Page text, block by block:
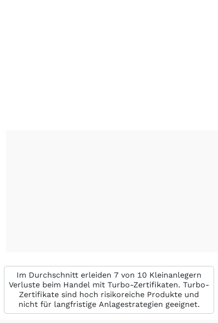
Im Durchschnitt erleiden 7 von 10 Kleinanlegern
Verluste beim Handel mit Turbo-Zertifikaten. Turbo-
Zertifikate sind hoch risikoreiche Produkte und
nicht für langfristige Anlagestrategien geeignet.